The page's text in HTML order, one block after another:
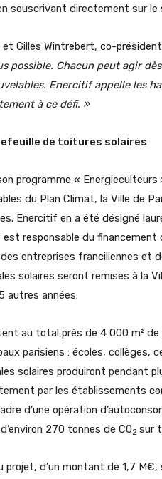
souscrivant directement sur le
et Gilles Wintrebert, co-
possible. Chacun peut agir
Enercitif appelle les
à ce défi. »
de toitures solaires
programme «
du Plan Climat, la Ville de
Enercitif en a été désigné
responsable du financement
entreprises franciliennes et
solaires seront remises à la
autres années.
au total près de 4 000 m²
parisiens : écoles, collèges,
solaires produiront pendant
par les établissements
d’une opération
270 tonnes de C02 sur
projet, d’un montant de 1,7 M€,